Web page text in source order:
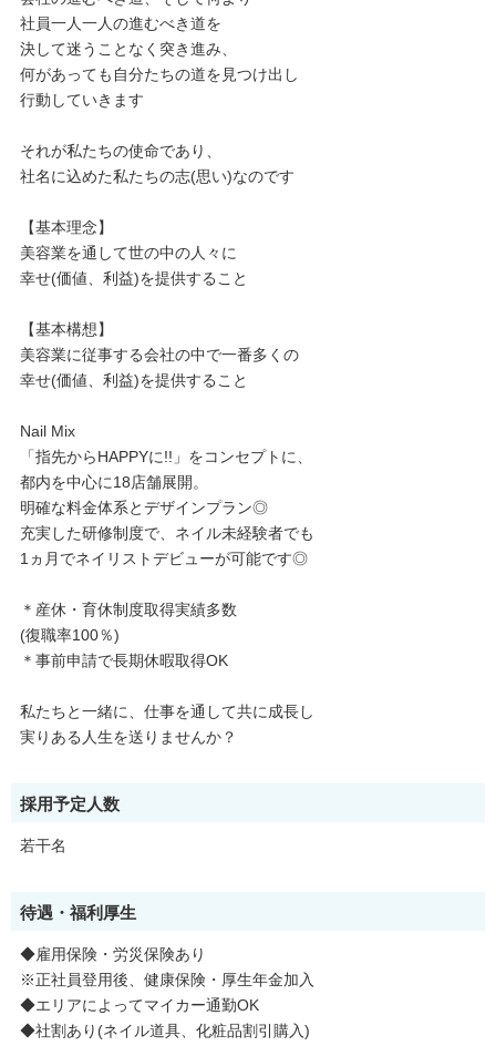
社員一人一人の進むべき道を
決して迷うことなく突き進み、
何があっても自分たちの道を見つけ出し
行動していきます
それが私たちの使命であり、
社名に込めた私たちの志(思い)なのです
【基本理念】
美容業を通して世の中の人々に
幸せ(価値、利益)を提供すること
【基本構想】
美容業に従事する会社の中で一番多くの
幸せ(価値、利益)を提供すること
Nail Mix
「指先からHAPPYに!!」をコンセプトに、
都内を中心に18店舗展開。
明確な料金体系とデザインプラン◎
充実した研修制度で、ネイル未経験者でも
1ヵ月でネイリストデビューが可能です◎
＊産休・育休制度取得実績多数
(復職率100％)
＊事前申請で長期休暇取得OK
私たちと一緒に、仕事を通して共に成長し
実りある人生を送りませんか？
採用予定人数
若干名
待遇・福利厚生
◆雇用保険・労災保険あり
※正社員登用後、健康保険・厚生年金加入
◆エリアによってマイカー通勤OK
◆社割あり(ネイル道具、化粧品割引購入)